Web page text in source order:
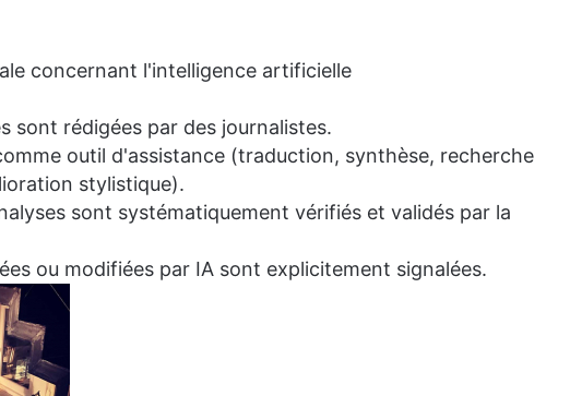
concernant l'intelligence artificielle
sont rédigées par des journalistes.
outil d'assistance (traduction, synthèse, recherche
stylistique).
sont systématiquement vérifiés et validés par la
ou modifiées par IA sont explicitement signalées.